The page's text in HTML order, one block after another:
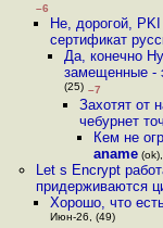
–6
Не, дорогой,
сертификат
Да, конечно
замещенные -
(25) –7
Захотят от
чебурнет
Кем не
aname
Let s Encrypt
придерживаются
Хорошо, что
Июн-26, (49)